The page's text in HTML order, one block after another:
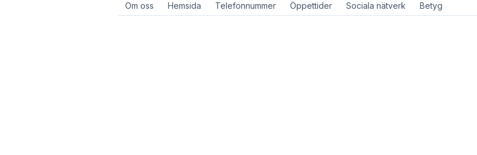
Om oss Hemsida Telefonnummer Öppettider Sociala nätverk Betyg